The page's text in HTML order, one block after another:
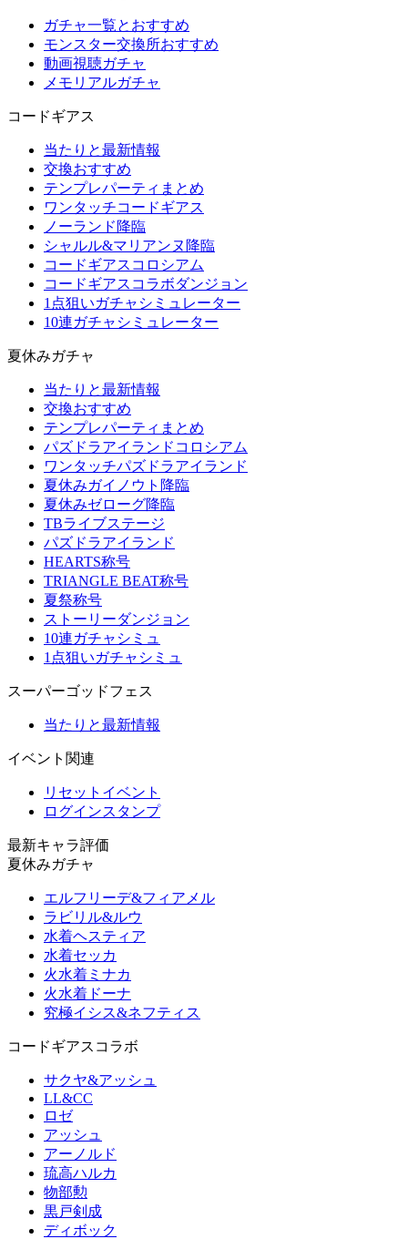
ガチャ一覧とおすすめ
モンスター交換所おすすめ
動画視聴ガチャ
メモリアルガチャ
コードギアス
当たりと最新情報
交換おすすめ
テンプレパーティまとめ
ワンタッチコードギアス
ノーランド降臨
シャルル&マリアンヌ降臨
コードギアスコロシアム
コードギアスコラボダンジョン
1点狙いガチャシミュレーター
10連ガチャシミュレーター
夏休みガチャ
当たりと最新情報
交換おすすめ
テンプレパーティまとめ
パズドラアイランドコロシアム
ワンタッチパズドラアイランド
夏休みガイノウト降臨
夏休みゼローグ降臨
TBライブステージ
パズドラアイランド
HEARTS称号
TRIANGLE BEAT称号
夏祭称号
ストーリーダンジョン
10連ガチャシミュ
1点狙いガチャシミュ
スーパーゴッドフェス
当たりと最新情報
イベント関連
リセットイベント
ログインスタンプ
最新キャラ評価
夏休みガチャ
エルフリーデ&フィアメル
ラビリル&ルウ
水着ヘスティア
水着セッカ
火水着ミナカ
火水着ドーナ
究極イシス&ネフティス
コードギアスコラボ
サクヤ&アッシュ
LL&CC
ロゼ
アッシュ
アーノルド
琉高ハルカ
物部勲
黒戸剣成
ディボック